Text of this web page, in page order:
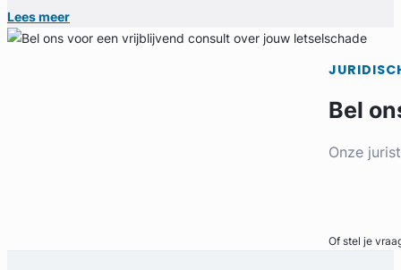
Lees meer
Bel
Onze
Of stel je